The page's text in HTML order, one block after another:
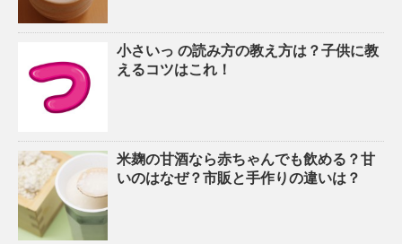
小さいっ の読み方の教え方は？子供に教
えるコツはこれ！
米麹の甘酒なら赤ちゃんでも飲める？甘
いのはなぜ？市販と手作りの違いは？